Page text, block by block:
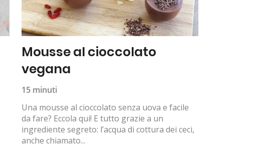
Mousse al cioccolato
vegana
15 minuti
Una mousse al cioccolato senza uova e facile
da fare? Eccola qui! E tutto grazie a un
ingrediente segreto: l’acqua di cottura dei ceci,
anche chiamato...